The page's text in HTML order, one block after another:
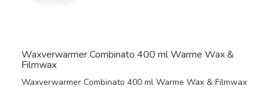
Waxverwarmer Combinato 400 ml Warme Wax &
Filmwax
Waxverwarmer Combinato 400 ml Warme Wax & Filmwax